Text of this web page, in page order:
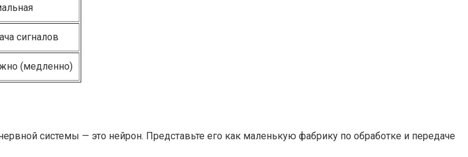
сигналов
(медленно)
системы — это нейрон. Представьте его как маленькую фабрику по обработке и передаче